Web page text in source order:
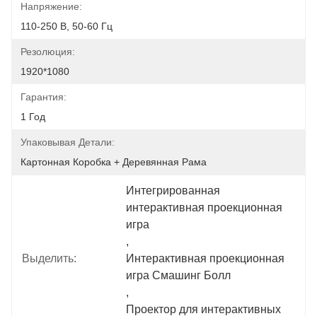
Напряжение:
110-250 В, 50-60 Гц
Резолюция:
1920*1080
Гарантия:
1 Год
Упаковывая Детали:
Картонная Коробка + Деревянная Рама
Выделить:
Интегрированная
интерактивная проекционная
игра
,
Интерактивная проекционная
игра Смашинг Болл
,
Проектор для интерактивных